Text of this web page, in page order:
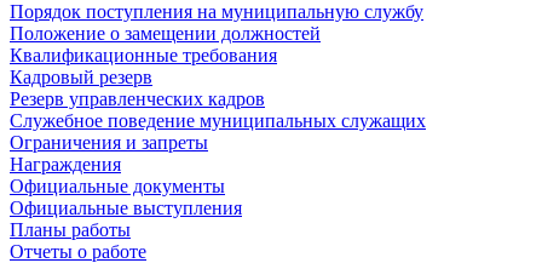
Порядок поступления на муниципальную службу
Положение о замещении должностей
Квалификационные требования
Кадровый резерв
Резерв управленческих кадров
Служебное поведение муниципальных служащих
Ограничения и запреты
Награждения
Официальные документы
Официальные выступления
Планы работы
Отчеты о работе